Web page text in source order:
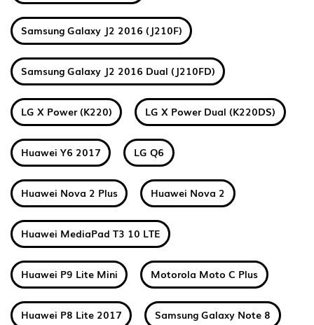
Samsung Galaxy J2 2016 (J210F)
Samsung Galaxy J2 2016 Dual (J210FD)
LG X Power (K220) LG X Power Dual (K220DS)
Huawei Y6 2017 LG Q6
Huawei Nova 2 Plus Huawei Nova 2
Huawei MediaPad T3 10 LTE
Huawei P9 Lite Mini Motorola Moto C Plus
Huawei P8 Lite 2017 Samsung Galaxy Note 8